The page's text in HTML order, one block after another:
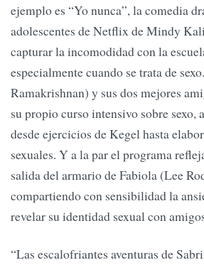
ejemplo es “Yo nunca”, la comedia
adolescentes de Netflix de Mindy
capturar la incomodidad con la
especialmente cuando se trata de
Ramakrishnan) y sus dos mejores
su propio curso intensivo sobre sexo,
desde ejercicios de Kegel hasta
sexuales. Y a la par el programa
salida del armario de Fabiola (Lee
compartiendo con sensibilidad la
revelar su identidad sexual con
“Las escalofriantes aventuras de